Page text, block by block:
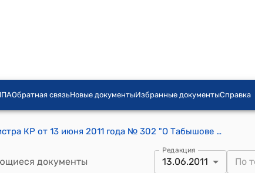
Обратная связьНовые документыИзбранные документыСправка
Распоряжение Премьер-министра КР от 13 июня 2011 года № 302 "О Табышове Р."
документы
Редакция
13.06.2011